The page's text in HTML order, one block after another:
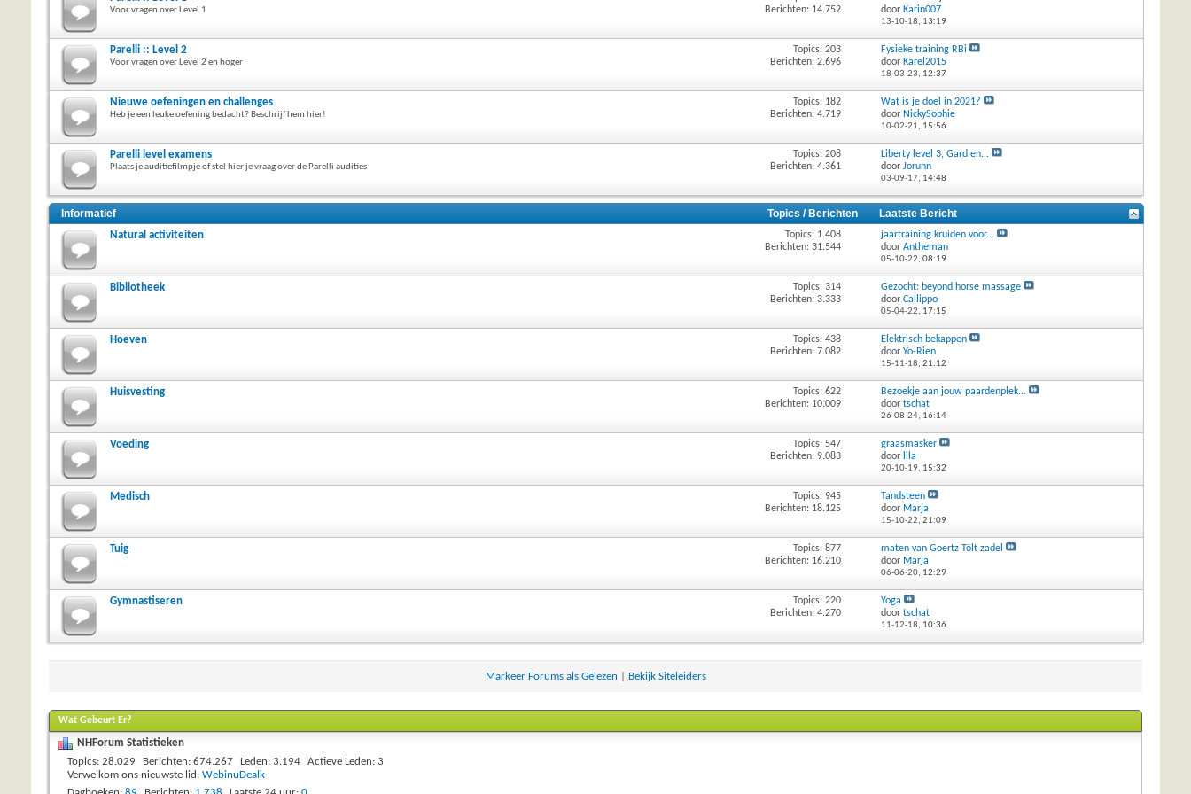
Voor vragen over Level 1
Berichten: 14.752
door Karin007
13-10-18, 13:19
Parelli :: Level 2
Voor vragen over Level 2 en hoger
Topics: 203
Berichten: 2.696
Fysieke training RBi
door Karel2015
18-03-23, 12:37
Nieuwe oefeningen en challenges
Heb je een leuke oefening bedacht? Beschrijf hem hier!
Topics: 182
Berichten: 4.719
Wat is je doel in 2021?
door NickySophie
10-02-21, 15:56
Parelli level examens
Plaats je auditiefilmpje of stel hier je vraag over de Parelli audities
Topics: 208
Berichten: 4.361
Liberty level 3, Gard en...
door Jorunn
03-09-17, 14:48
Informatief Topics / Berichten Laatste Bericht
Natural activiteiten
Topics: 1.408
Berichten: 31.544
jaartraining kruiden voor...
door Antheman
05-10-22, 08:19
Bibliotheek
Topics: 314
Berichten: 3.333
Gezocht: beyond horse massage
door Callippo
05-04-22, 17:15
Hoeven
Topics: 438
Berichten: 7.082
Elektrisch bekappen
door Yo-Rien
15-11-18, 21:12
Huisvesting
Topics: 622
Berichten: 10.009
Bezoekje aan jouw paardenplek...
door tschat
26-08-24, 16:14
Voeding
Topics: 547
Berichten: 9.083
graasmasker
door lila
20-10-19, 15:32
Medisch
Topics: 945
Berichten: 18.125
Tandsteen
door Marja
15-10-22, 21:09
Tuig
Topics: 877
Berichten: 16.210
maten van Goertz Tölt zadel
door Marja
06-06-20, 12:29
Gymnastiseren
Topics: 220
Berichten: 4.270
Yoga
door tschat
11-12-18, 10:36
Markeer Forums als Gelezen Bekijk Siteleiders
Wat Gebeurt Er?
NHForum Statistieken
Topics 28.029 Berichten 674.267 Leden 3.194 Actieve Leden 3
Verwelkom ons nieuwste lid: WebinuDealk